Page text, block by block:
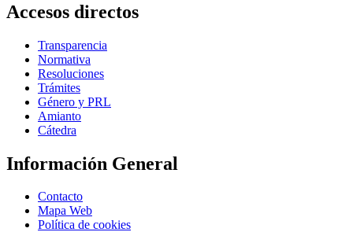
Accesos directos
Transparencia
Normativa
Resoluciones
Trámites
Género y PRL
Amianto
Cátedra
Información General
Contacto
Mapa Web
Política de cookies